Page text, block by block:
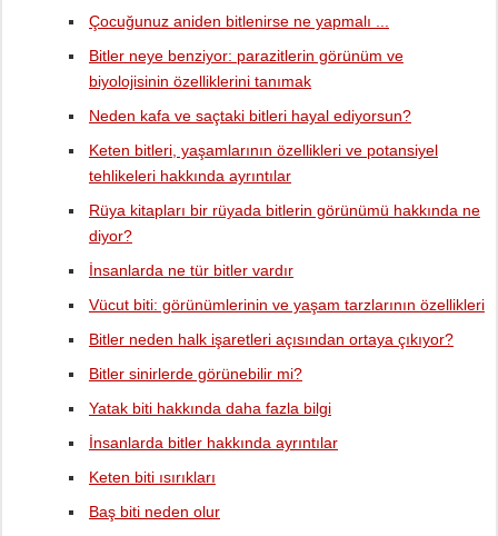
Çocuğunuz aniden bitlenirse ne yapmalı ...
Bitler neye benziyor: parazitlerin görünüm ve
biyolojisinin özelliklerini tanımak
Neden kafa ve saçtaki bitleri hayal ediyorsun?
Keten bitleri, yaşamlarının özellikleri ve potansiyel
tehlikeleri hakkında ayrıntılar
Rüya kitapları bir rüyada bitlerin görünümü hakkında ne
diyor?
İnsanlarda ne tür bitler vardır
Vücut biti: görünümlerinin ve yaşam tarzlarının özellikleri
Bitler neden halk işaretleri açısından ortaya çıkıyor?
Bitler sinirlerde görünebilir mi?
Yatak biti hakkında daha fazla bilgi
İnsanlarda bitler hakkında ayrıntılar
Keten biti ısırıkları
Baş biti neden olur